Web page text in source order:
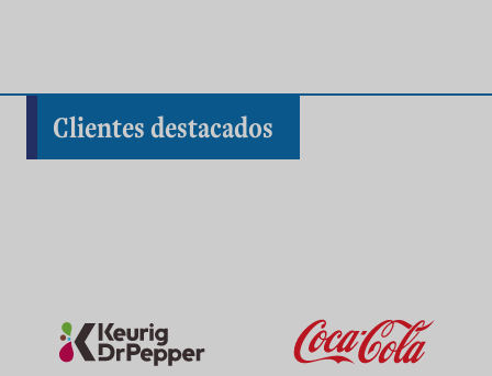
Clientes destacados